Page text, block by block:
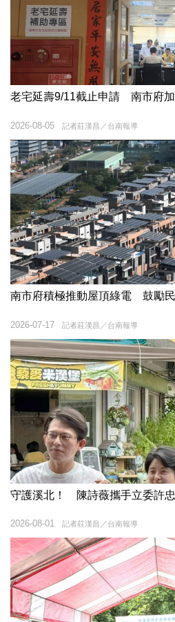
老宅延壽9/11截止申請 南市府
記者莊漢昌／台南報導
2026-08-05
南市府積極推動屋頂綠電 鼓勵
記者莊漢昌／台南報導
2026-07-17
守護溪北！ 陳詩薇攜手立委許
記者莊漢昌／台南報導
2026-08-01